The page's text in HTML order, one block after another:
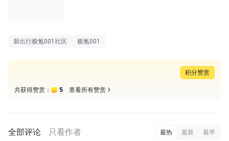
新出行极氪001社区 极氪001
积分赞赏
共获得赞赏： 5 查看所有赞赏
全部评论 只看作者 最热 最新 最早